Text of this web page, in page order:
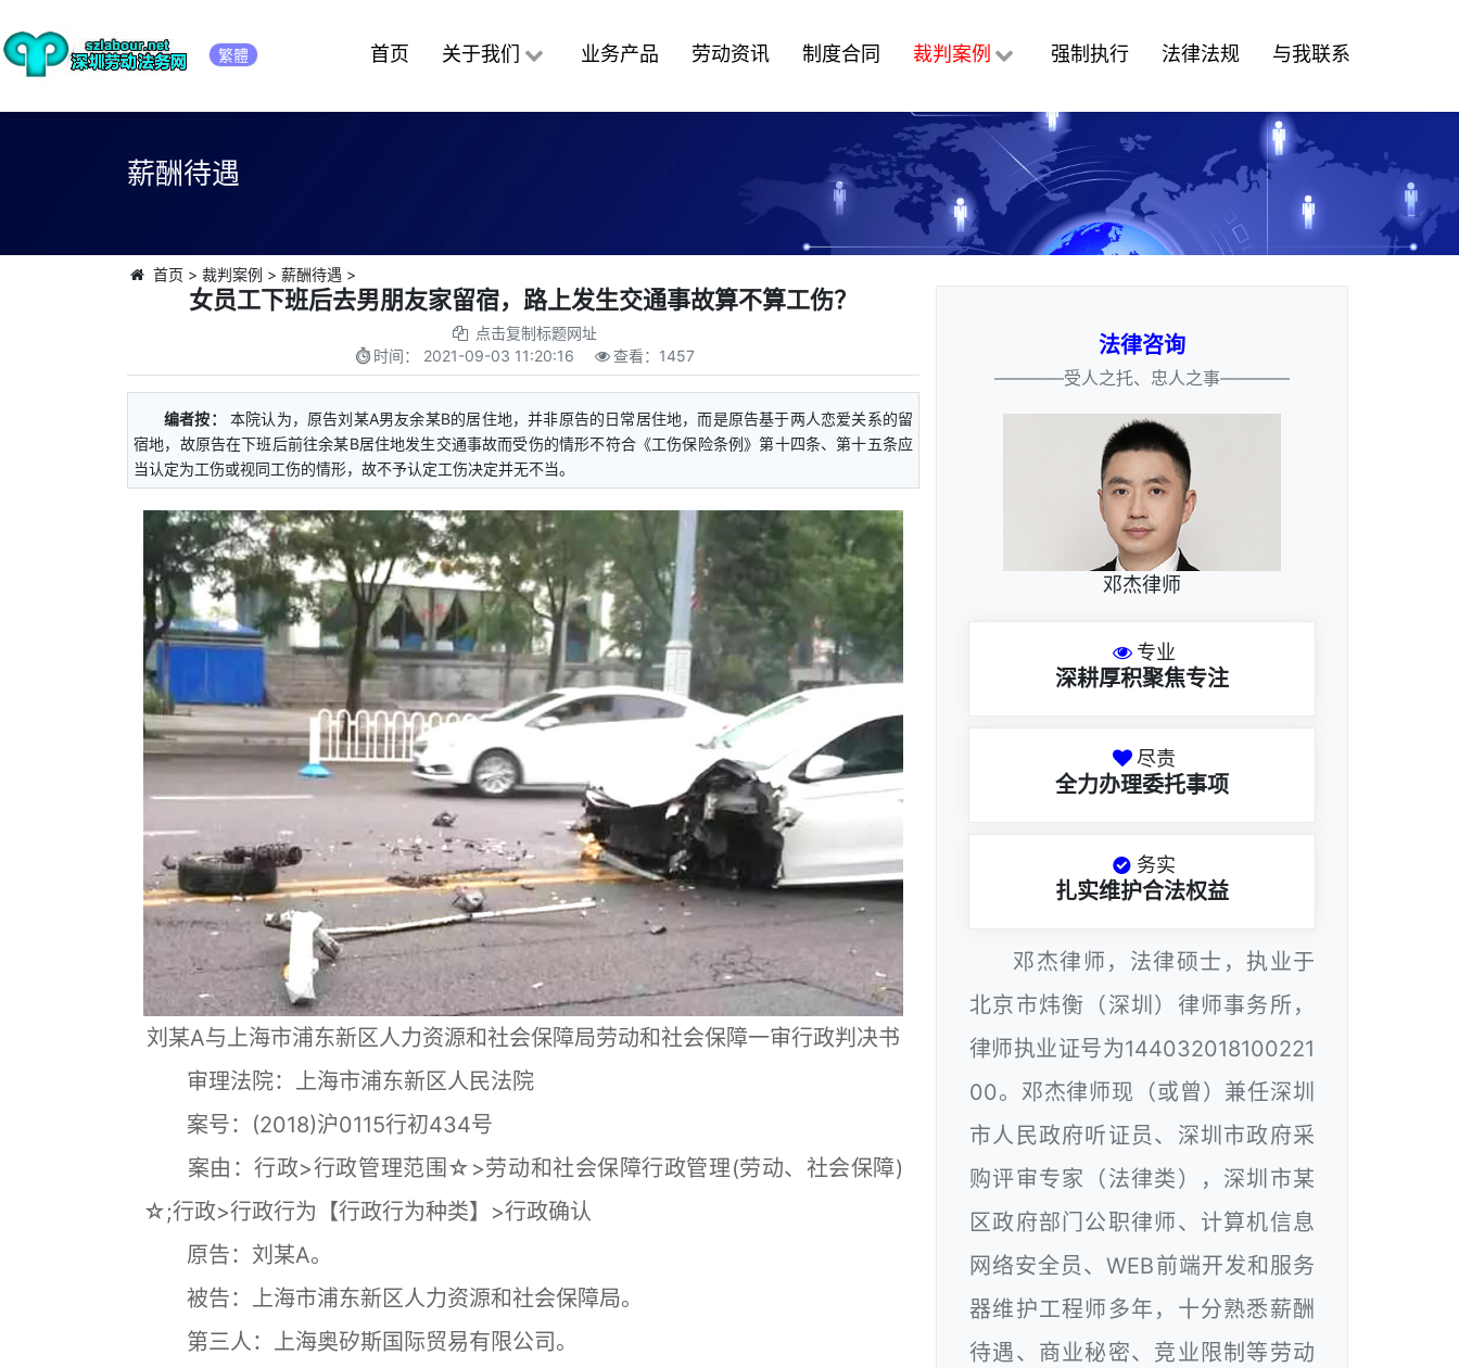
繁體 首页 关于我们 业务产品 劳动资讯 制度合同 裁判案例 强制执行 法律法规 与我联系
薪酬待遇
首页 > 裁判案例 > 薪酬待遇 >
女员工下班后去男朋友家留宿，路上发生交通事故算不算工伤？
点击复制标题网址
时间： 2021-09-03 11:20:16 查看： 1457
编者按：
本院认为，原告刘某A男友余某B的居住地，并非原告的日常居住地，而是原告基于两人恋爱关系的留
宿地，故原告在下班后前往余某B居住地发生交通事故而受伤的情形不符合《工伤保险条例》第十四条、第十五条应
当认定为工伤或视同工伤的情形，故不予认定工伤决定并无不当。
刘某A与上海市浦东新区人力资源和社会保障局劳动和社会保障一审行政判决书
审理法院：上海市浦东新区人民法院
案号：(2018)沪0115行初434号
案由：行政>行政管理范围☆>劳动和社会保障行政管理(劳动、社会保障)
☆;行政>行政行为【行政行为种类】>行政确认
原告：刘某A。
被告：上海市浦东新区人力资源和社会保障局。
第三人：上海奥矽斯国际贸易有限公司。
法律咨询
————受人之托、忠人之事————
邓杰律师
专业
深耕厚积聚焦专注
尽责
全力办理委托事项
务实
扎实维护合法权益
邓杰律师，法律硕士，执业于
北京市炜衡（深圳）律师事务所，
律师执业证号为144032018100221
00。邓杰律师现（或曾）兼任深圳
市人民政府听证员、深圳市政府采
购评审专家（法律类），深圳市某
区政府部门公职律师、计算机信息
网络安全员、WEB前端开发和服务
器维护工程师多年，十分熟悉薪酬
待遇、商业秘密、竞业限制等劳动